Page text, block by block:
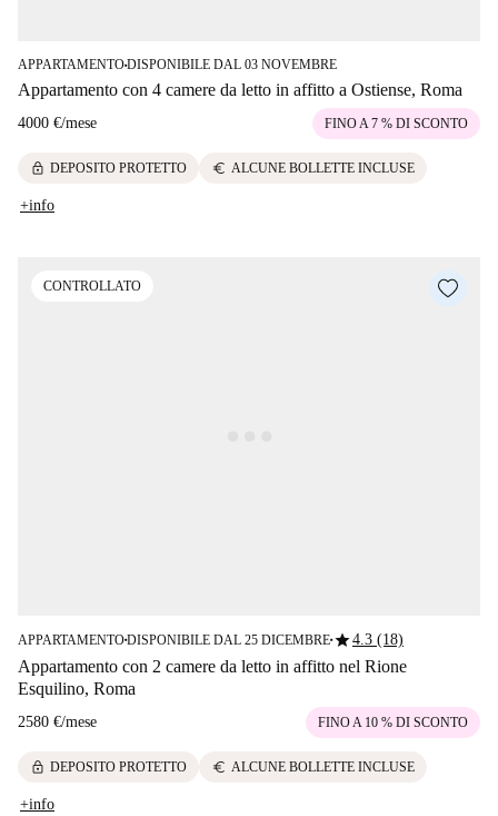
APPARTAMENTO■DISPONIBILE DAL 03 NOVEMBRE
Appartamento con 4 camere da letto in affitto a Ostiense, Roma
4000 €/mese FINO A 7 % DI SCONTO
lock DEPOSITO PROTETTO euro ALCUNE BOLLETTE INCLUSE
+info
CONTROLLATO
APPARTAMENTO■DISPONIBILE DAL 25 DICEMBRE■star4.3 (18)
Appartamento con 2 camere da letto in affitto nel Rione
Esquilino, Roma
2580 €/mese FINO A 10 % DI SCONTO
lock DEPOSITO PROTETTO euro ALCUNE BOLLETTE INCLUSE
+info